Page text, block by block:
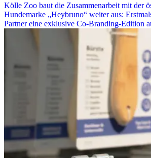
Kölle Zoo baut die Zusammenarbeit mit der
Hundemarke „Heybruno“ weiter aus:
Partner eine exklusive Co-Branding-Edition